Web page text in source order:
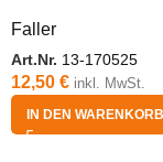
Faller
Art.Nr. 13-170525
12,50 € inkl. MwSt.
IN DEN WARENKORB